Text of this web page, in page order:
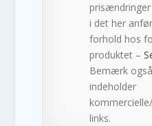
i det her
forhold hos
produktet –
Bemærk
indeholder
links.